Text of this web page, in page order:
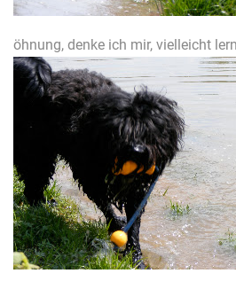
öhnung, denke ich mir, vielleicht